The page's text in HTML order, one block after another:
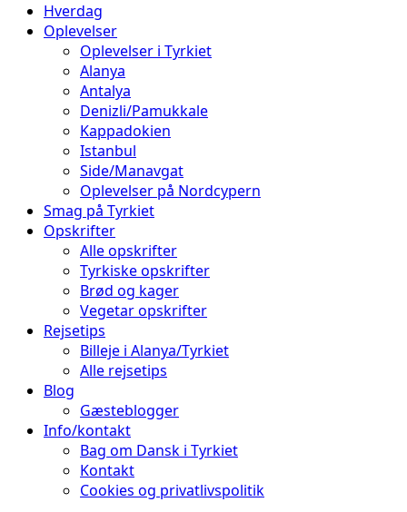
Hverdag
Oplevelser
Oplevelser i Tyrkiet
Alanya
Antalya
Denizli/Pamukkale
Kappadokien
Istanbul
Side/Manavgat
Oplevelser på Nordcypern
Smag på Tyrkiet
Opskrifter
Alle opskrifter
Tyrkiske opskrifter
Brød og kager
Vegetar opskrifter
Rejsetips
Billeje i Alanya/Tyrkiet
Alle rejsetips
Blog
Gæsteblogger
Info/kontakt
Bag om Dansk i Tyrkiet
Kontakt
Cookies og privatlivspolitik